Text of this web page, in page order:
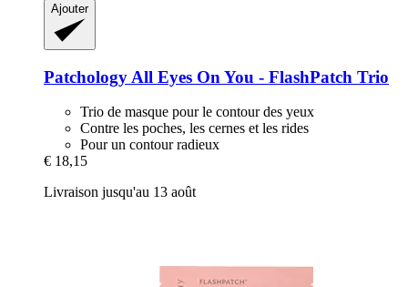
Ajouter
Patchology All Eyes On You -​ FlashPatch Trio
Trio de masque pour le contour des yeux
Contre les poches, les cernes et les rides
Pour un contour radieux
€ 18,15
Livraison jusqu'au 13 août